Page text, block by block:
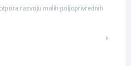
razvoju malih poljoprivrednih